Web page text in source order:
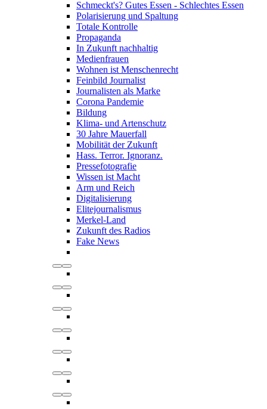
Schmeckt's? Gutes Essen - Schlechtes Essen
Polarisierung und Spaltung
Totale Kontrolle
Propaganda
In Zukunft nachhaltig
Medienfrauen
Wohnen ist Menschenrecht
Feinbild Journalist
Journalisten als Marke
Corona Pandemie
Bildung
Klima- und Artenschutz
30 Jahre Mauerfall
Mobilität der Zukunft
Hass. Terror. Ignoranz.
Pressefotografie
Wissen ist Macht
Arm und Reich
Digitalisierung
Elitejournalismus
Merkel-Land
Zukunft des Radios
Fake News